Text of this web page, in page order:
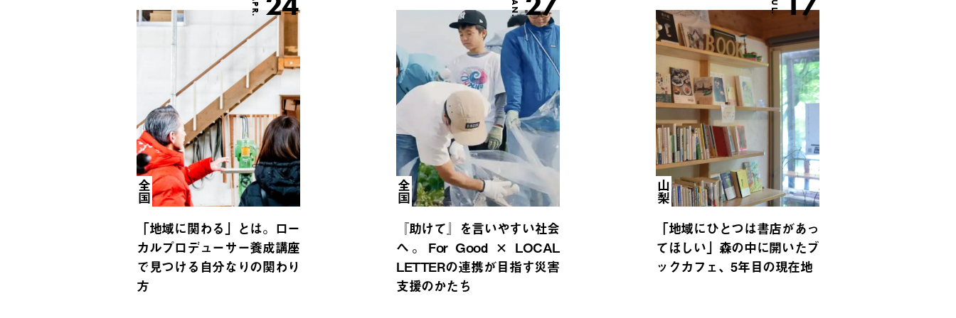
APR.
全国
「地域に関わる」とは。ロー
カルプロデューサー養成講座
で見つける自分なりの関わり
方
JAN.
全国
『助けて』を言いやすい社会
へ。For Good × LOCAL
LETTERの連携が目指す災害
支援のかたち
JUL.
山梨
「地域にひとつは書店があっ
てほしい」森の中に開いたブ
ックカフェ、5年目の現在地